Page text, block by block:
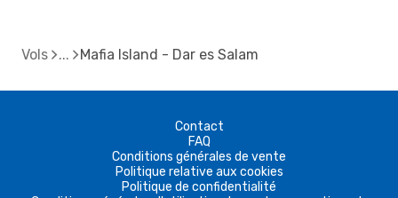
Vols Mafia Island - Dar es Salam
Contact
FAQ
Conditions générales de vente
Politique relative aux cookies
Politique de confidentialité